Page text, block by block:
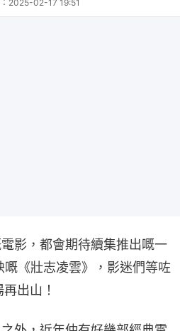
2025-02-17 19:51
影，都會期待續集推出嘅一
嘅《壯志凌雲》，影迷們等咗
出山！